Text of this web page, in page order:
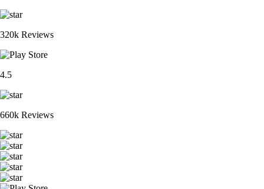
320k Reviews
4.5
660k Reviews